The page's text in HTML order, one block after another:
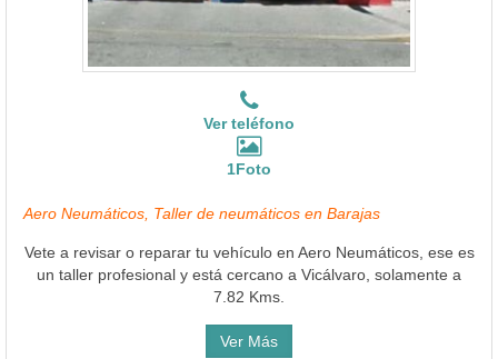
Ver teléfono
1Foto
Aero Neumáticos, Taller de neumáticos en Barajas
Vete a revisar o reparar tu vehículo en Aero Neumáticos, ese es
un taller profesional y está cercano a Vicálvaro, solamente a
7.82 Kms.
Ver Más